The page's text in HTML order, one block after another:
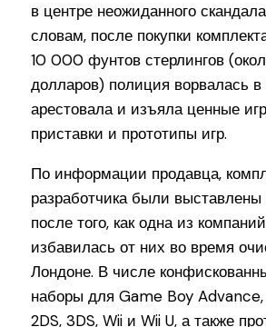
в центре неожиданного
словам, после покупки
10 000 фунтов стерлингов
долларов) полиция ворвалась в
арестовала и изъяла ценные
приставки и прототипы игр.
По информации продавца,
разработчика были выставлены
после того, как одна из
избавилась от них во время
Лондоне. В числе
наборы для Game Boy
2DS, 3DS, Wii и Wii U, а также